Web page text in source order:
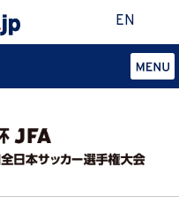
EN